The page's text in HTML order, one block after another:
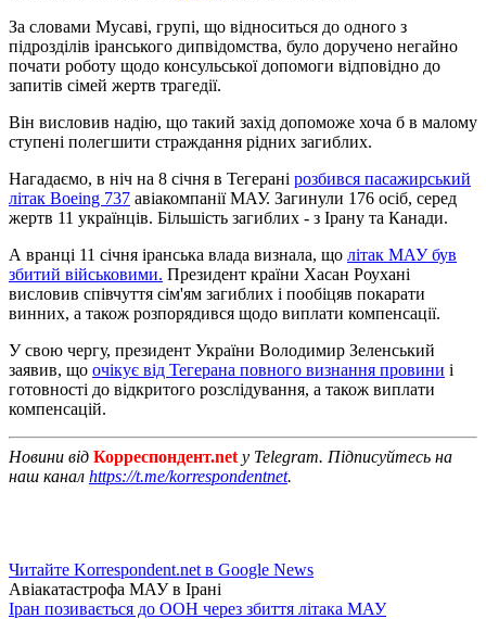
За словами Мусаві, групі, що відноситься до одного з
підрозділів іранського дипвідомства, було доручено негайно
почати роботу щодо консульської допомоги відповідно до
запитів сімей жертв трагедії.
Він висловив надію, що такий захід допоможе хоча б в малому
ступені полегшити страждання рідних загиблих.
Нагадаємо, в ніч на 8 січня в Тегерані розбився пасажирський
літак Boeing 737 авіакомпанії МАУ. Загинули 176 осіб, серед
жертв 11 українців. Більшість загиблих - з Ірану та Канади.
А вранці 11 січня іранська влада визнала, що літак МАУ був
збитий військовими. Президент країни Хасан Роухані
висловив співчуття сім'ям загиблих і пообіцяв покарати
винних, а також розпорядився щодо виплати компенсації.
У свою чергу, президент України Володимир Зеленський
заявив, що очікує від Тегерана повного визнання провини і
готовності до відкритого розслідування, а також виплати
компенсацій.
Новини від Корреспондент.net у Telegram. Підписуйтесь на
наш канал https://t.me/korrespondentnet.
Читайте Korrespondent.net в Google News
Авіакатастрофа МАУ в Ірані
Іран позивається до ООН через збиття літака МАУ